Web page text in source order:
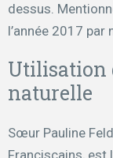
dessus.
l’année 2017
Utilisation
naturelle
Sœur Pauline